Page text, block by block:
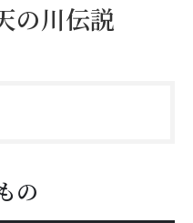
の川伝説
の